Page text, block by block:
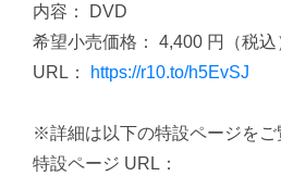
内容： DVD
希望小売価格： 4,400 円（税込
URL：
https://r10.to/h5EvSJ
※詳細は以下の特設ページをご
特設ページ URL：